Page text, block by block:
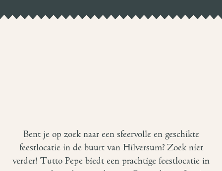
Bent je op zoek naar een sfeervolle en geschikte
feestlocatie in de buurt van Hilversum? Zoek niet
verder! Tutto Pepe biedt een prachtige feestlocatie in